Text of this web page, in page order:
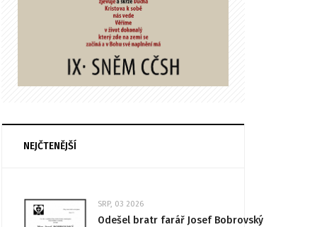
NEJČTENĚJŠÍ
SRP, 03 2026
Odešel bratr farář Josef Bobrovský